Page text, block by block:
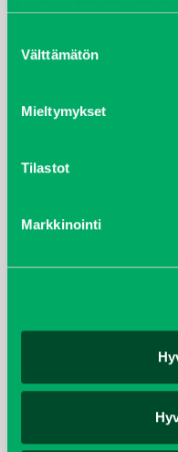
lisää evästeistä sekä
valinta
Välttämätön
Mieltymykset
Tilastot
Markkinointi
helmikuu 2022
joulukuu 2021
lokakuu 2021
helmikuu 2019